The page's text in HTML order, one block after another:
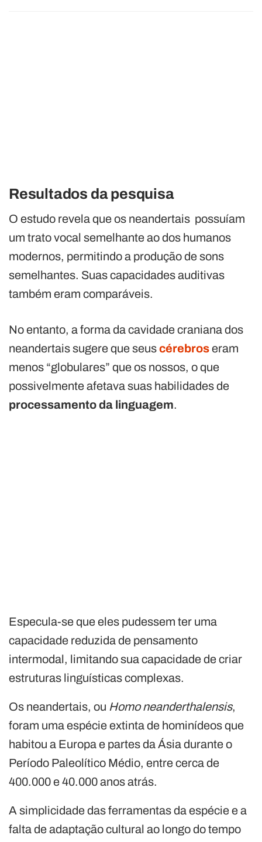
Resultados da pesquisa
O estudo revela que os neandertais possuíam
um trato vocal semelhante ao dos humanos
modernos, permitindo a produção de sons
semelhantes. Suas capacidades auditivas
também eram comparáveis.
No entanto, a forma da cavidade craniana dos
neandertais sugere que seuscérebroseram
menos “globulares” que os nossos, o que
possivelmente afetava suas habilidades de
processamento da linguagem.
Especula-se que eles pudessem ter uma
capacidade reduzida de pensamento
intermodal, limitando sua capacidade de criar
estruturas linguísticas complexas.
Os neandertais, ou Homo neanderthalensis,
foram uma espécie extinta de hominídeos que
habitou a Europa e partes da Ásia durante o
Período Paleolítico Médio, entre cerca de
400.000 e 40.000 anos atrás.
A simplicidade das ferramentas da espécie e a
falta de adaptação cultural ao longo do tempo